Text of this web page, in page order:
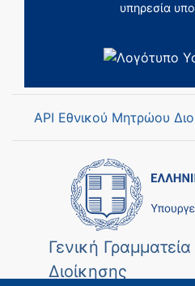
υπηρεσία
API Εθνικού Μητρώου
Γενική
Διοίκησης